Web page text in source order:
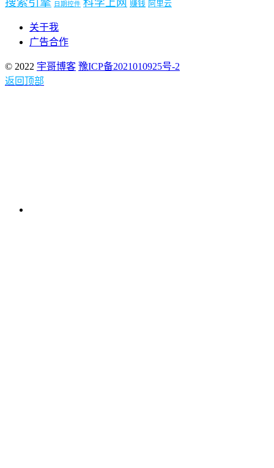
日期控件 科学上网 赚钱 阿里云
关于我
广告合作
© 2022 宇哥博客 豫ICP备2021010925号-2
返回顶部